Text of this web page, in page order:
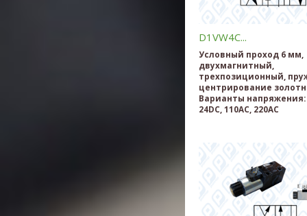
D1VW4C...
Условный проход 6 мм,
двухмагнитный,
трехпозиционный,
центрирование
Варианты напряжения:
24DC, 110AC, 220AC